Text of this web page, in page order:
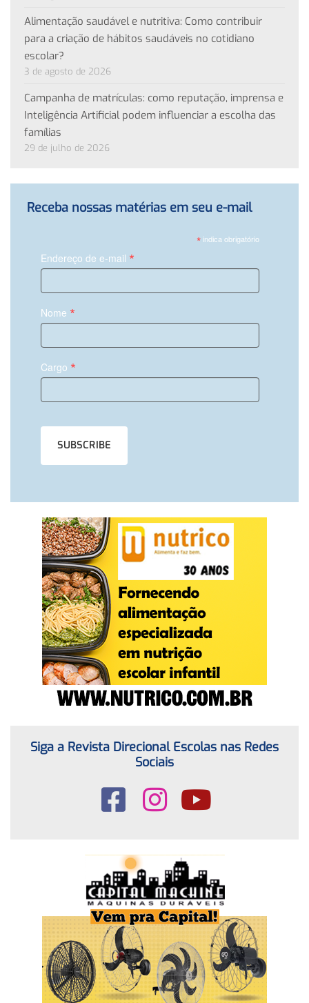
Alimentação saudável e nutritiva: Como contribuir
para a criação de hábitos saudáveis no cotidiano
escolar?
3 de agosto de 2026
Campanha de matrículas: como reputação, imprensa e
Inteligência Artificial podem influenciar a escolha das
famílias
29 de julho de 2026
Receba nossas matérias em seu e-mail
*indica obrigatório
Endereço de e-mail *
Nome *
Cargo *
Siga a Revista Direcional Escolas nas Redes
Sociais